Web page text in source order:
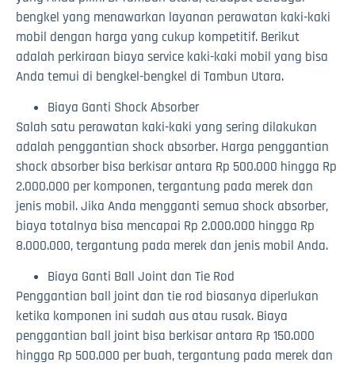
bengkel yang menawarkan layanan perawatan kaki-kaki
mobil dengan harga yang cukup kompetitif. Berikut
adalah perkiraan biaya service kaki-kaki mobil yang bisa
Anda temui di bengkel-bengkel di Tambun Utara.
Biaya Ganti Shock Absorber
Salah satu perawatan kaki-kaki yang sering dilakukan
adalah penggantian shock absorber. Harga penggantian
shock absorber bisa berkisar antara Rp 500.000 hingga Rp
2.000.000 per komponen, tergantung pada merek dan
jenis mobil. Jika Anda mengganti semua shock absorber,
biaya totalnya bisa mencapai Rp 2.000.000 hingga Rp
8.000.000, tergantung pada merek dan jenis mobil Anda.
Biaya Ganti Ball Joint dan Tie Rod
Penggantian ball joint dan tie rod biasanya diperlukan
ketika komponen ini sudah aus atau rusak. Biaya
penggantian ball joint bisa berkisar antara Rp 150.000
hingga Rp 500.000 per buah, tergantung pada merek dan